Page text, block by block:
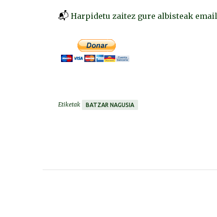
📬 Harpidetu zaitez gure albisteak
Etiketak BATZAR NAGUSIA